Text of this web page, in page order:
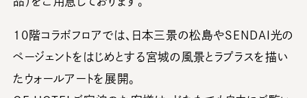
10階コラボフロアでは、日本三景の松島やSENDAI光の
ページェントをはじめとする宮城の風景とラプラスを描い
たウォールアートを展開。